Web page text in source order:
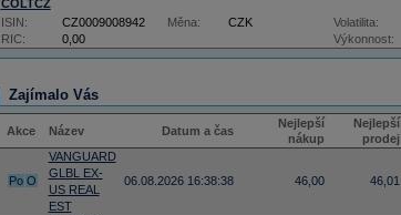
COLTCZ
RIC: 0,00
ISIN: CZ0009008942 Měna: CZK Volatilita:
Výkonnost:
Zajímalo Vás
Akce Název Datum a čas
Nejlepší
nákup
Nejlepší
prodej
Po O
VANGUARD
GLBL EX-
US REAL
EST
06.08.2026 16:38:38 46,00 46,01